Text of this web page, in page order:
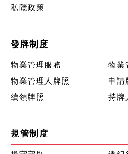
私隱政策
發牌制度
物業管理服務
物業
物業管理人牌照
申請
續領牌照
持牌
規管制度